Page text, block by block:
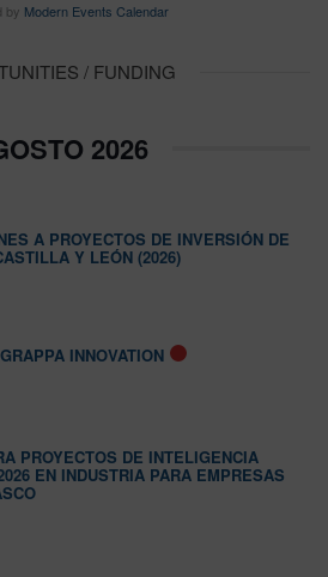
by Modern Events Calendar
/ FUNDING
2026
A PROYECTOS DE INVERSIÓN DE
Y LEÓN (2026)
INNOVATION
PROYECTOS DE INTELIGENCIA
EN INDUSTRIA PARA EMPRESAS